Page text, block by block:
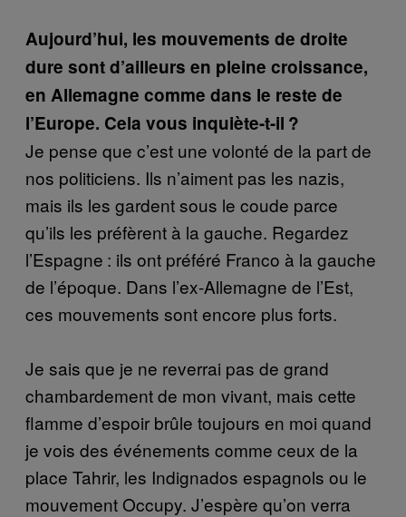
Aujourd’hui, les mouvements de droite
dure sont d’ailleurs en pleine croissance,
en Allemagne comme dans le reste de
l’Europe. Cela vous inquiète-t-il ?
Je pense que c’est une volonté de la part de
nos politiciens. Ils n’aiment pas les nazis,
mais ils les gardent sous le coude parce
qu’ils les préfèrent à la gauche. Regardez
l’Espagne : ils ont préféré Franco à la gauche
de l’époque. Dans l’ex-Allemagne de l’Est,
ces mouvements sont encore plus forts.
Je sais que je ne reverrai pas de grand
chambardement de mon vivant, mais cette
flamme d’espoir brûle toujours en moi quand
je vois des événements comme ceux de la
place Tahrir, les Indignados espagnols ou le
mouvement Occupy. J’espère qu’on verra